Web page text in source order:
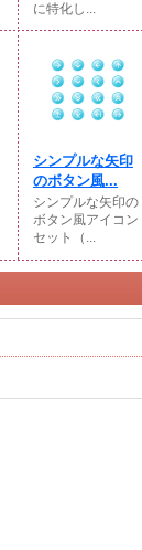
に特化し...
シンプルな矢印
のボタン風...
シンプルな矢印の
ボタン風アイコン
セット（...